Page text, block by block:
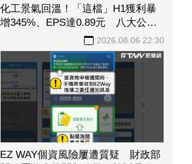
化工景氣回溫！「這檔」H1獲利暴
增345%、EPS達0.89元 八大公股
2026.08.06 22:30
EZ WAY個資風險屢遭質疑 財政部